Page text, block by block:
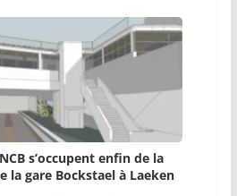
s’occupent enfin de la
la gare Bockstael à Laeken